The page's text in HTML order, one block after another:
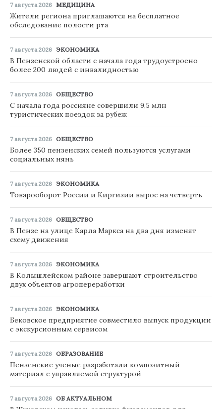
7 августа 2026 МЕДИЦИНА
Жители региона приглашаются на бесплатное
обследование полости рта
7 августа 2026 ЭКОНОМИКА
В Пензенской области с начала года трудоустроено
более 200 людей с инвалидностью
7 августа 2026 ОБЩЕСТВО
С начала года россияне совершили 9,5 млн
туристических поездок за рубеж
7 августа 2026 ОБЩЕСТВО
Более 350 пензенских семей пользуются услугами
социальных нянь
7 августа 2026 ЭКОНОМИКА
Товарооборот России и Киргизии вырос на четверть
7 августа 2026 ОБЩЕСТВО
В Пензе на улице Карла Маркса на два дня изменят
схему движения
7 августа 2026 ЭКОНОМИКА
В Колышлейском районе завершают строительство
двух объектов агропереработки
7 августа 2026 ЭКОНОМИКА
Бековское предприятие совместило выпуск продукции
с экскурсионным сервисом
7 августа 2026 ОБРАЗОВАНИЕ
Пензенские ученые разработали композитный
материал с управляемой структурой
7 августа 2026 ОБ АКТУАЛЬНОМ